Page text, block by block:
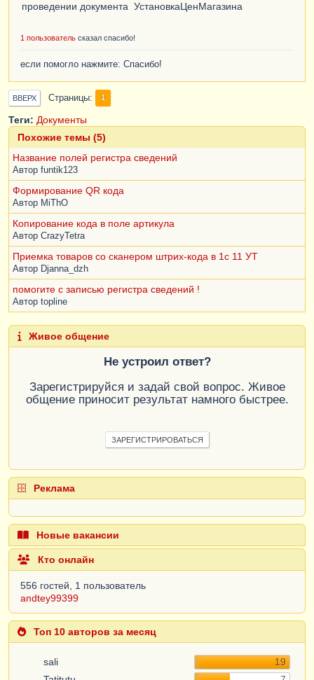
проведении документа УстановкаЦенМагазина
1 пользователь сказал спасибо!
если помогло нажмите: Спасибо!
ВВЕРХ Страницы 1
Теги: Документы
Похожие темы (5)
Название полей регистра сведений
Автор funtik123
Формирование QR кода
Автор MiThO
Копирование кода в поле артикула
Автор CrazyTetra
Приемка товаров со сканером штрих-кода в 1с 11 УТ
Автор Djanna_dzh
помогите с записью регистра сведений !
Автор topline
Живое общение
Не устроил ответ?
Зарегистрируйся и задай свой вопрос. Живое
общение приносит результат намного быстрее.
ЗАРЕГИСТРИРОВАТЬСЯ
Реклама
Новые вакансии
Кто онлайн
556 гостей, 1 пользователь
andtey99399
Топ 10 авторов за месяц
sali
19